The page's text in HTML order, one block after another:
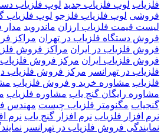
فلزیاب لوپ فلزیاب جدید لوپ فلزیاب
فروشی لوپ فلزیاب فلزجو لوپ فلزیاب
لیست قیمت فلزیاب ارزان ماندروید
فروش دستگاه فلزیاب در تهران مراکز
فروش فلزیاب در ایران مراکز فروش
فروش فلزیاب ایران مرکز فروش فلزیاب
فلزیاب در تهرانسر مرکز فروش فلزیاب
فلزیاب مشاوره خرید و فروش فلزیاب
مشاوره رایگان گنج یاب مشاوره فلزیاب
گنجیاب مگنومتر فلزیاب چیست مهندس
نرم افزار فلزیاب نرم افزار گنج یاب نرم
نمایندگی فروش فلزیاب در تهرانسر